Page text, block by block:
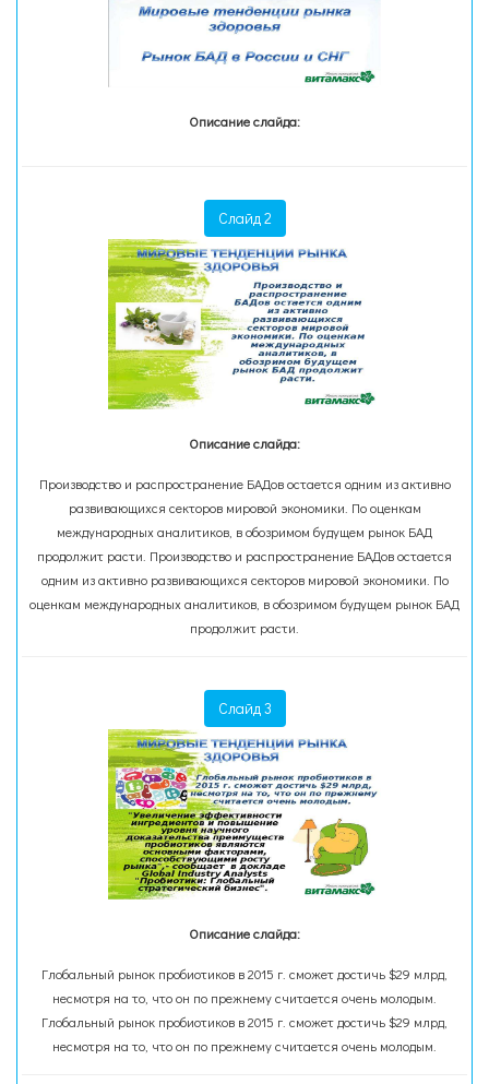
Описание слайда:
Слайд 2
Описание слайда:
Производство и распространение БАДов остается одним из активно
развивающихся секторов мировой экономики. По оценкам
международных аналитиков, в обозримом будущем рынок БАД
продолжит расти. Производство и распространение БАДов остается
одним из активно развивающихся секторов мировой экономики. По
оценкам международных аналитиков, в обозримом будущем рынок БАД
продолжит расти.
Слайд 3
Описание слайда:
Глобальный рынок пробиотиков в 2015 г. сможет достичь $29 млрд,
несмотря на то, что он по прежнему считается очень молодым.
Глобальный рынок пробиотиков в 2015 г. сможет достичь $29 млрд,
несмотря на то, что он по прежнему считается очень молодым.